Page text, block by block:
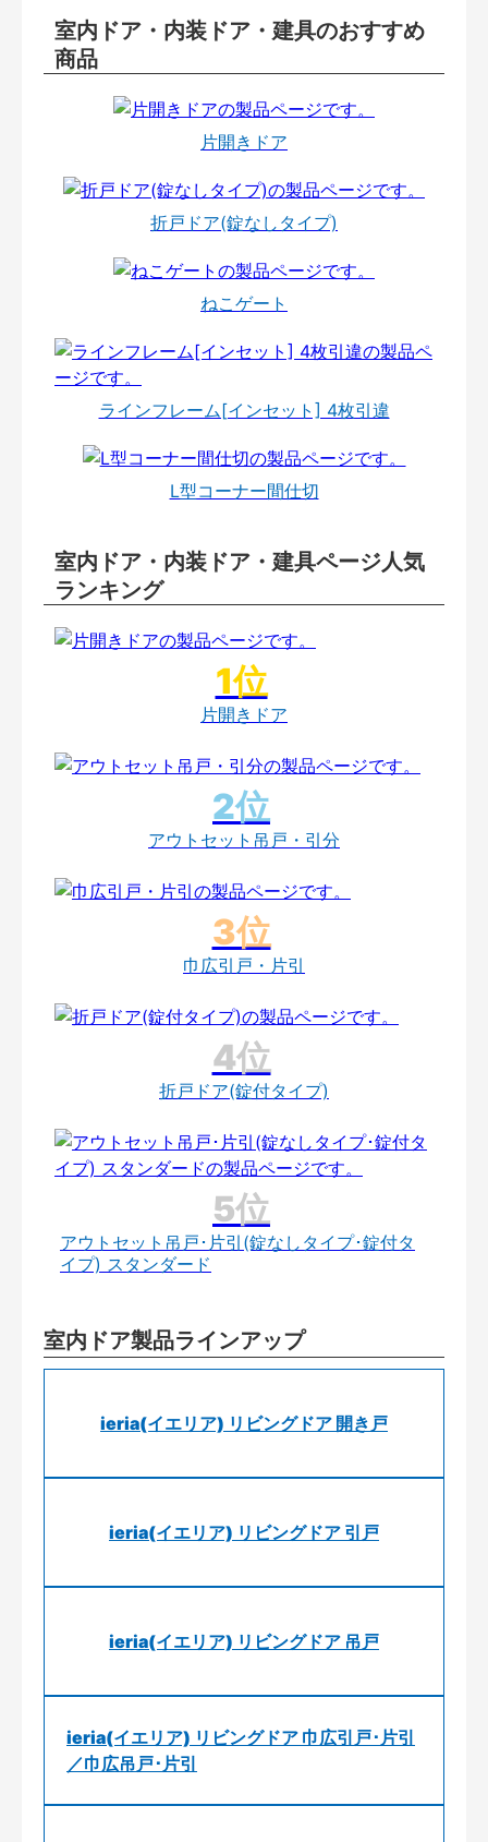
室内ドア・内装ドア・建具のおすすめ
商品
片開きドア
折戸ドア(錠なしタイプ)
ねこゲート
ラインフレーム[インセット] 4枚引違
L型コーナー間仕切
室内ドア・内装ドア・建具ページ人気
ランキング
片開きドア
アウトセット吊戸・引分
巾広引戸・片引
折戸ドア(錠付タイプ)
アウトセット吊戸･片引(錠なしタイプ･錠付タ
イプ) スタンダード
室内ドア製品ラインアップ
ieria(イエリア) リビングドア 開き戸
ieria(イエリア) リビングドア 引戸
ieria(イエリア) リビングドア 吊戸
ieria(イエリア) リビングドア 巾広引戸･片引
／巾広吊戸･片引